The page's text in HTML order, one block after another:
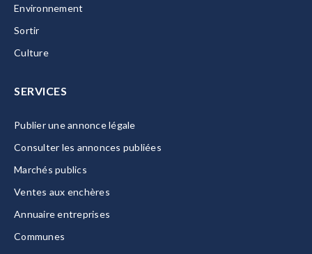
Environnement
Sortir
Culture
SERVICES
Publier une annonce légale
Consulter les annonces publiées
Marchés publics
Ventes aux enchères
Annuaire entreprises
Communes